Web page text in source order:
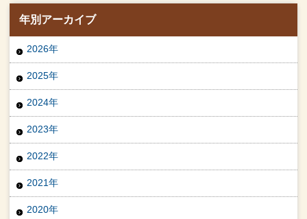
年別アーカイブ
2026年
2025年
2024年
2023年
2022年
2021年
2020年